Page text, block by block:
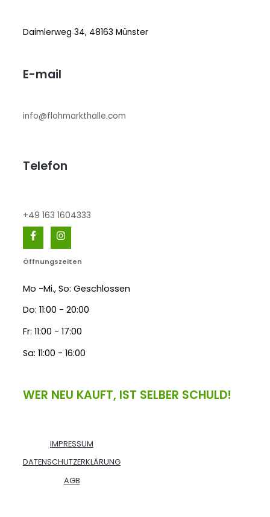
Daimlerweg 34, 48163 Münster
E-mail
info@flohmarkthalle.com
Telefon
+49 163 1604333
Öffnungszeiten
Mo -Mi., So: Geschlossen
Do: 11:00 - 20:00
Fr: 11:00 - 17:00
Sa: 11:00 - 16:00
WER NEU KAUFT, IST SELBER SCHULD!
IMPRESSUM
DATENSCHUTZERKLÄRUNG
AGB